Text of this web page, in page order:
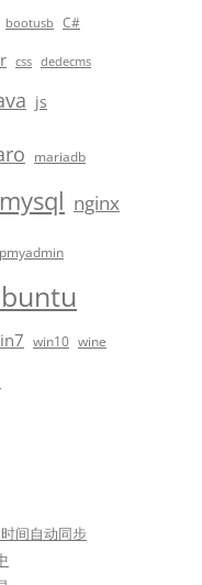
bootusb C#
css dedecms
js
mariadb
mysql nginx
win10 wine
间自动同步